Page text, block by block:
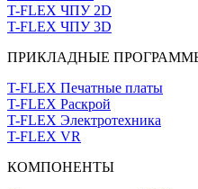
T-FLEX ЧПУ 2D
T-FLEX ЧПУ 3D
ПРИКЛАДНЫЕ
T-FLEX Печатные платы
T-FLEX Раскрой
T-FLEX Электротехника
T-FLEX VR
КОМПОНЕНТЫ